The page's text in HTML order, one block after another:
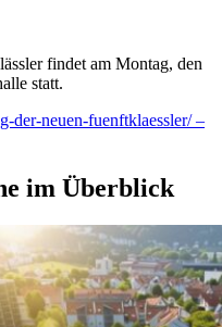
findet am Montag, den
statt.
der-neuen-fuenftklaessler/–
im Überblick